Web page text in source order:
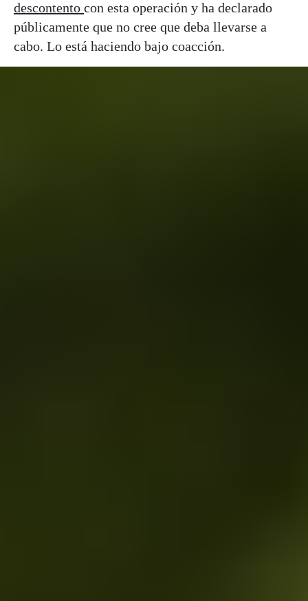
descontento con esta operación y ha declarado
públicamente que no cree que deba llevarse a
cabo. Lo está haciendo bajo coacción.